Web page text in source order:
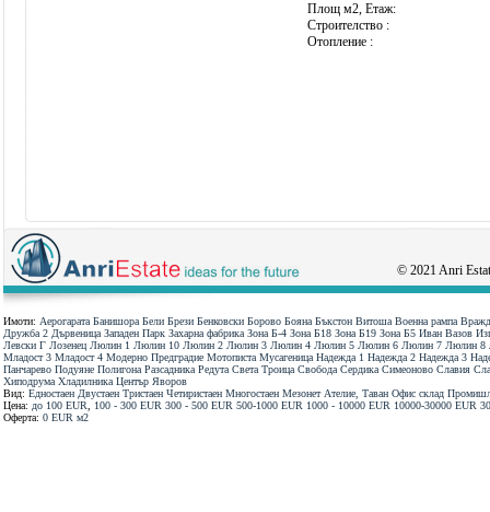
Площ м2, Етаж:
Строителство :
Отопление :
© 2021 Anri
Имоти: Аерогарата Банишора Бели Брези Бенковски Борово Бояна Бъкстон Витоша Военна рампа
Дружба 2 Дървеница Западен Парк Захарна фабрика Зона Б-4 Зона Б18 Зона Б19 Зона Б5 Иван Вазов
Левски Г Лозенец Люлин 1 Люлин 10 Люлин 2 Люлин 3 Люлин 4 Люлин 5 Люлин 6 Люлин 7 Люлин 8
Младост 3 Младост 4 Модерно Предградие Мотописта Мусагеница Надежда 1 Надежда 2 Надежда 3
Панчарево Подуяне Полигона Разсадника Редута Света Троица Свобода Сердика Симеоново Славия
Хиподрума Хладилника Център Яворов
Вид: Едностаен Двустаен Тристаен Четиристаен Многостаен Мезонет Ателие, Таван Офис склад
Цена: до 100 ЕUR 100 - 300 ЕUR 300 - 500 ЕUR 500-1000 ЕUR 1000 - 10000 ЕUR 10000-30000 ЕUR
Оферта: 0 EUR м2